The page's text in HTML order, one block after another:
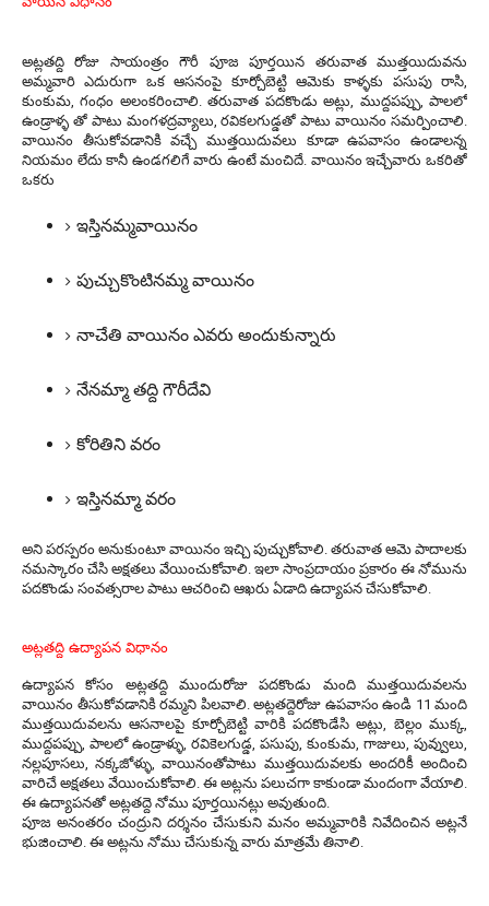
అట్లతద్ది రోజు సాయంత్రం గౌరీ పూజ పూర్తయిన తరువాత ముత్తయిదువను
అమ్మవారి ఎదురుగా ఒక ఆసనంపై కూర్చోబెట్టి ఆమెకు కాళ్ళకు పసుపు రాసి,
కుంకుమ, గంధం అలంకరించాలి. తరువాత పదకొండు అట్లు, ముద్దపప్పు, పాలలో
ఉండ్రాళ్ళ తో పాటు మంగళద్రవ్యాలు, రవికలగుడ్డతో పాటు వాయినం సమర్పించాలి.
వాయినం తీసుకోవడానికి వచ్చే ముత్తయిదువలు కూడా ఉపవాసం ఉండాలన్న
నియమం లేదు కానీ ఉండగలిగే వారు ఉంటే మంచిదే. వాయినం ఇచ్చేవారు ఒకరితో
ఒకరు
ఇస్తినమ్మవాయినం
పుచ్చుకొంటినమ్మ వాయినం
నాచేతి వాయినం ఎవరు అందుకున్నారు
నేనమ్మా తద్ది గౌరీదేవి
కోరితిని వరం
ఇస్తినమ్మా వరం
అని పరస్పరం అనుకుంటూ వాయినం ఇచ్చి పుచ్చుకోవాలి. తరువాత ఆమె పాదాలకు
నమస్కారం చేసి అక్షతలు వేయించుకోవాలి. ఇలా సాంప్రదాయం ప్రకారం ఈ నోమును
పదకొండు సంవత్సరాల పాటు ఆచరించి ఆఖరు ఏడాది ఉద్యాపన చేసుకోవాలి.
అట్లతద్ది ఉద్యాపన విధానం
ఉద్యాపన కోసం అట్లతద్ది ముందురోజు పదకొండు మంది ముత్తయిదువలను
వాయినం తీసుకోవడానికి రమ్మని పిలవాలి. అట్లతద్దెరోజు ఉపవాసం ఉండి 11 మంది
ముత్తయిదువలను ఆసనాలపై కూర్చోబెట్టి వారికి పదకొండేసి అట్లు, బెల్లం ముక్క,
ముద్దపప్పు, పాలలో ఉండ్రాళ్ళు, రవికెలగుడ్డ, పసుపు, కుంకుమ, గాజులు, పువ్వులు,
నల్లపూసలు, నక్కజోళ్ళు, వాయినంతోపాటు ముత్తయిదువలకు అందరికీ అందించి
వారిచే అక్షతలు వేయించుకోవాలి. ఈ అట్లను పలుచగా కాకుండా మందంగా వేయాలి.
ఈ ఉద్యాపనతో అట్లతద్దె నోము పూర్తయినట్లు అవుతుంది.
పూజ అనంతరం చంద్రుని దర్శనం చేసుకుని మనం అమ్మవారికి నివేదించిన అట్లనే
భుజించాలి. ఈ అట్లను నోము చేసుకున్న వారు మాత్రమే తినాలి.